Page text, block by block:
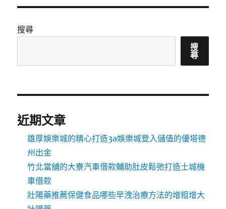
搜尋
搜
尋
近期文章
雄厚娛樂城的精心打造3a娛樂城登入儲值的優塔德
州出金
竹北當舖的大寮汽車借款輔助肚皮鬆弛打造土城機
車借款
壯陽藥推薦保健食品哪些早洩治療方法的增粗增大